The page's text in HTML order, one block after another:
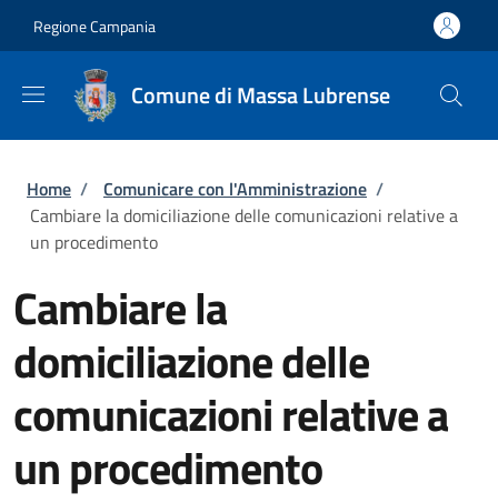
Regione Campania
Comune di Massa Lubrense
Briciole di pane
Home / Comunicare con l'Amministrazione /
Cambiare la domiciliazione delle comunicazioni relative a
un procedimento
Cambiare la
domiciliazione delle
comunicazioni relative a
un procedimento